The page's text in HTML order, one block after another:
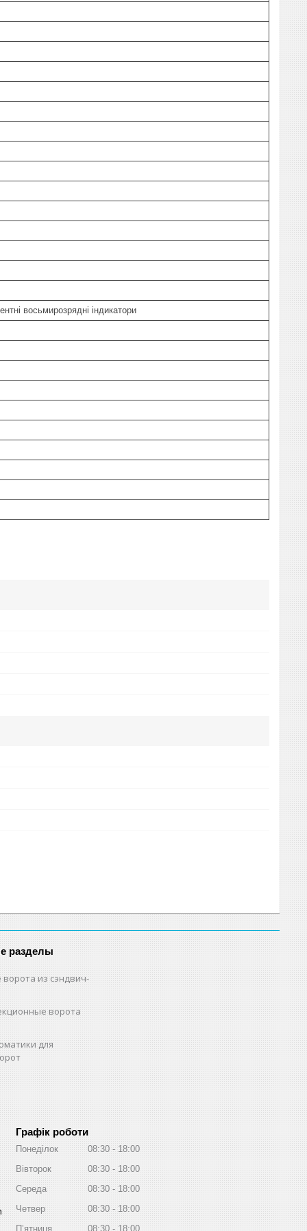
восьмирозрядні індикатори
разделы
из сэндвич-
ворота
для
Графік роботи
Понеділок 08:30
18:00
Вівторок
08:30
18:00
Середа
08:30
18:00
Четвер
08:30
18:00
Пʼятниця
08:30 18:00